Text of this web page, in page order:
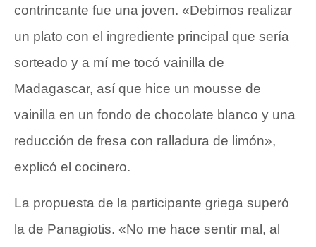
contrincante fue una joven. «Debimos realizar
un plato con el ingrediente principal que sería
sorteado y a mí me tocó vainilla de
Madagascar, así que hice un mousse de
vainilla en un fondo de chocolate blanco y una
reducción de fresa con ralladura de limón»,
explicó el cocinero.
La propuesta de la participante griega superó
la de Panagiotis. «No me hace sentir mal, al